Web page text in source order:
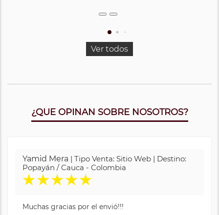
Ver todos
¿QUE OPINAN SOBRE NOSOTROS?
Yamid Mera | Tipo Venta: Sitio Web | Destino:
Popayán / Cauca - Colombia
★★★★★
Muchas gracias por el envió!!!